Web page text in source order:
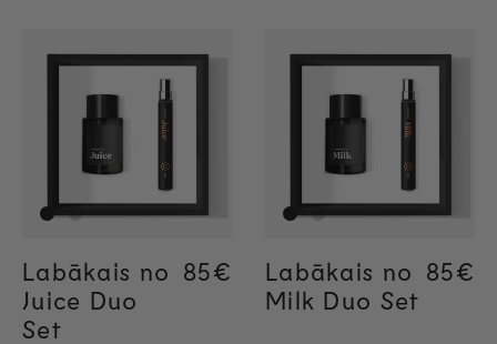
Labākais no
Juice Duo
Set
Regular price
85€
Regular price
85€
Labākais no
Milk Duo Set
85€
85€